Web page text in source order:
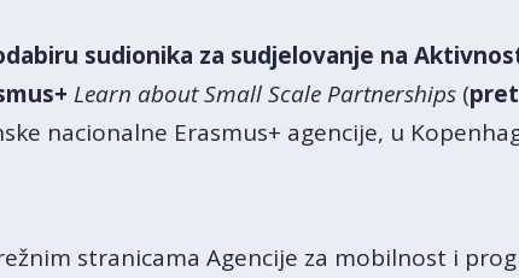
sudionika za sudjelovanje na
Learn about Small Scale Partnerships (
nacionalne Erasmus+ agencije, u
stranicama Agencije za mobilnost i